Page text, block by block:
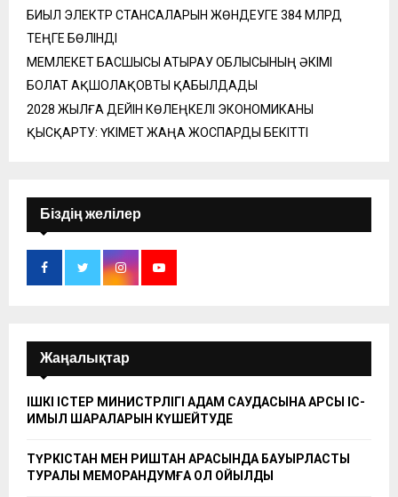
БИЫЛ ЭЛЕКТР СТАНСАЛАРЫН ЖӨНДЕУГЕ 384 МЛРД
ТЕҢГЕ БӨЛІНДІ
МЕМЛЕКЕТ БАСШЫСЫ АТЫРАУ ОБЛЫСЫНЫҢ ӘКІМІ
БОЛАТ АҚШОЛАҚОВТЫ ҚАБЫЛДАДЫ
2028 ЖЫЛҒА ДЕЙІН КӨЛЕҢКЕЛІ ЭКОНОМИКАНЫ
ҚЫСҚАРТУ: ҮКІМЕТ ЖАҢА ЖОСПАРДЫ БЕКІТТІ
Біздің желілер
Жаңалықтар
ІШКІ ІСТЕР МИНИСТРЛІГІ АДАМ САУДАСЫНА ҚАРСЫ ІС-
ҚИМЫЛ ШАРАЛАРЫН КҮШЕЙТУДЕ
ТҮРКІСТАН МЕН РИШТАН АРАСЫНДА БАУЫРЛАСТЫҚ
ТУРАЛЫ МЕМОРАНДУМҒА ҚОЛ ҚОЙЫЛДЫ